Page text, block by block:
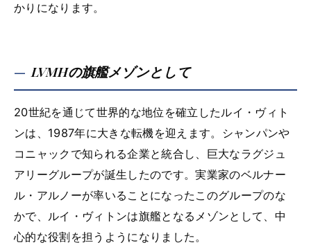
かりになります。
LVMHの旗艦メゾンとして
20世紀を通じて世界的な地位を確立したルイ・ヴィト
ンは、1987年に大きな転機を迎えます。シャンパンや
コニャックで知られる企業と統合し、巨大なラグジュ
アリーグループが誕生したのです。実業家のベルナー
ル・アルノーが率いることになったこのグループのな
かで、ルイ・ヴィトンは旗艦となるメゾンとして、中
心的な役割を担うようになりました。